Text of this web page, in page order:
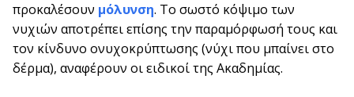
προκαλέσουν μόλυνση. Το σωστό κόψιμο των
νυχιών αποτρέπει επίσης την παραμόρφωσή τους και
τον κίνδυνο ονυχοκρύπτωσης (νύχι που μπαίνει στο
δέρμα), αναφέρουν οι ειδικοί της Ακαδημίας.